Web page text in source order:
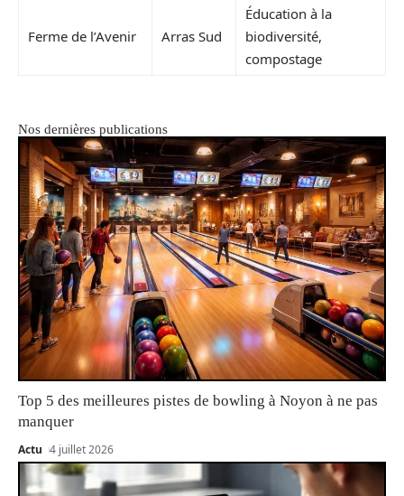
Ferme de l’Avenir Arras Sud
Éducation à la
biodiversité,
compostage
Nos dernières publications
Top 5 des meilleures pistes de bowling à Noyon à ne pas
manquer
Actu 4 juillet 2026